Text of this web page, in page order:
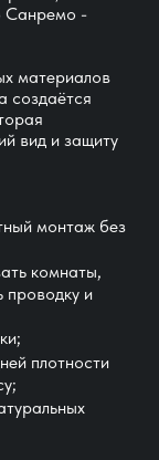
Санремо -
материалов
создаётся
вид и защиту
монтаж без
комнаты,
проводку и
плотности